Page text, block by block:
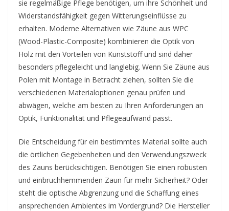
sie regelmäßige Pflege benötigen, um ihre Schönheit und
Widerstandsfähigkeit gegen Witterungseinflüsse zu
erhalten. Moderne Alternativen wie Zäune aus WPC
(Wood-Plastic-Composite) kombinieren die Optik von
Holz mit den Vorteilen von Kunststoff und sind daher
besonders pflegeleicht und langlebig. Wenn Sie Zäune aus
Polen mit Montage in Betracht ziehen, sollten Sie die
verschiedenen Materialoptionen genau prüfen und
abwägen, welche am besten zu Ihren Anforderungen an
Optik, Funktionalität und Pflegeaufwand passt.
Die Entscheidung für ein bestimmtes Material sollte auch
die örtlichen Gegebenheiten und den Verwendungszweck
des Zauns berücksichtigen. Benötigen Sie einen robusten
und einbruchhemmenden Zaun für mehr Sicherheit? Oder
steht die optische Abgrenzung und die Schaffung eines
ansprechenden Ambientes im Vordergrund? Die Hersteller